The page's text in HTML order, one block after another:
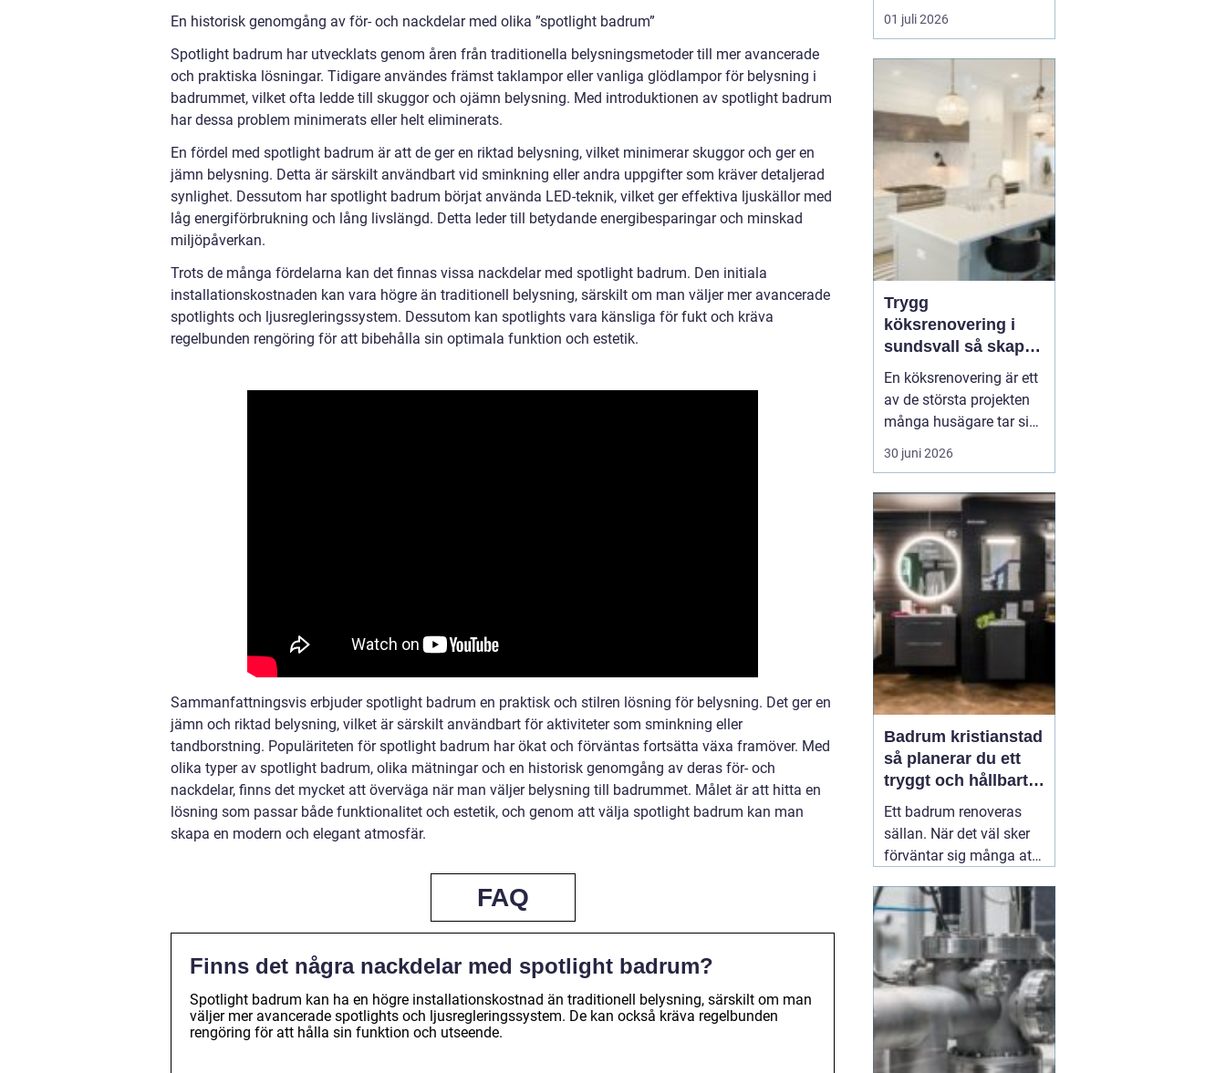
En historisk genomgång av för- och nackdelar med olika ”spotlight badrum”
Spotlight badrum har utvecklats genom åren från traditionella belysningsmetoder till mer avancerade
och praktiska lösningar. Tidigare användes främst taklampor eller vanliga glödlampor för belysning i
badrummet, vilket ofta ledde till skuggor och ojämn belysning. Med introduktionen av spotlight badrum
har dessa problem minimerats eller helt eliminerats.
En fördel med spotlight badrum är att de ger en riktad belysning, vilket minimerar skuggor och ger en
jämn belysning. Detta är särskilt användbart vid sminkning eller andra uppgifter som kräver detaljerad
synlighet. Dessutom har spotlight badrum börjat använda LED-teknik, vilket ger effektiva ljuskällor med
låg energiförbrukning och lång livslängd. Detta leder till betydande energibesparingar och minskad
miljöpåverkan.
Trots de många fördelarna kan det finnas vissa nackdelar med spotlight badrum. Den initiala
installationskostnaden kan vara högre än traditionell belysning, särskilt om man väljer mer avancerade
spotlights och ljusregleringssystem. Dessutom kan spotlights vara känsliga för fukt och kräva
regelbunden rengöring för att bibehålla sin optimala funktion och estetik.
Sammanfattningsvis erbjuder spotlight badrum en praktisk och stilren lösning för belysning. Det ger en
jämn och riktad belysning, vilket är särskilt användbart för aktiviteter som sminkning eller
tandborstning. Populäriteten för spotlight badrum har ökat och förväntas fortsätta växa framöver. Med
olika typer av spotlight badrum, olika mätningar och en historisk genomgång av deras för- och
nackdelar, finns det mycket att överväga när man väljer belysning till badrummet. Målet är att hitta en
lösning som passar både funktionalitet och estetik, och genom att välja spotlight badrum kan man
skapa en modern och elegant atmosfär.
FAQ
Finns det några nackdelar med spotlight badrum?
Spotlight badrum kan ha en högre installationskostnad än traditionell belysning, särskilt om man
väljer mer avancerade spotlights och ljusregleringssystem. De kan också kräva regelbunden
rengöring för att hålla sin funktion och utseende.
kulörer, noggrant
underarbete och en
förändra hur ett hem
eller en arbetsplats
upplevs. Med
måleri
går
det att s...
01 juli 2026
Trygg
köksrenovering i
sundsvall så skapar
du ett kök som
håller länge
En köksrenovering är ett
av de största projekten
många husägare tar sig
an. Kostnaderna är ofta
höga, arbetet påverkar
ska hålla i många år. För
den som planerar
köksrenovering...
30 juni 2026
Badrum kristianstad
så planerar du ett
tryggt och hållbart
badrumsprojekt
Ett badrum renoveras
sällan. När det väl sker
förväntar sig många att
2030 år. Därför spelar
planering, materialval
och val av hantverkare
stor roll. För den som
funderar på03 juni 2026